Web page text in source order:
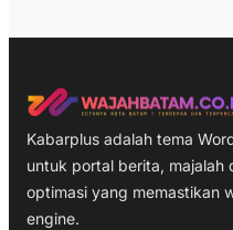
Kabarplus adalah tema
untuk portal berita, majalah
optimasi yang memastikan
engine.